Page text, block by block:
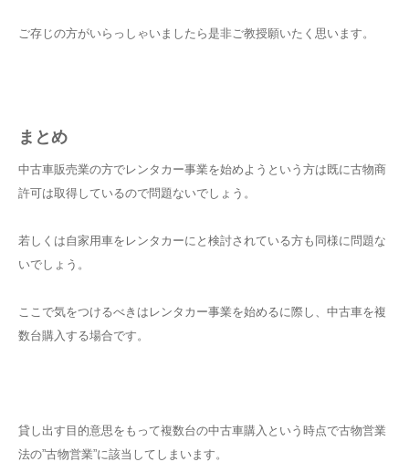
ご存じの方がいらっしゃいましたら是非ご教授願いたく思います。
まとめ
中古車販売業の方でレンタカー事業を始めようという方は既に古物商
許可は取得しているので問題ないでしょう。
若しくは自家用車をレンタカーにと検討されている方も同様に問題な
いでしょう。
ここで気をつけるべきはレンタカー事業を始めるに際し、中古車を複
数台購入する場合です。
貸し出す目的意思をもって複数台の中古車購入という時点で古物営業
法の”古物営業”に該当してしまいます。